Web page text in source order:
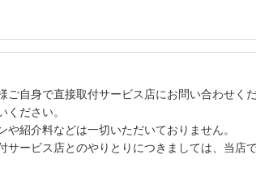
自身で直接取付サービス店にお問い合わせくだ
ください。
紹介料などは一切いただいておりません。
サービス店とのやりとりにつきましては、当店